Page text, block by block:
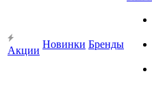
Акции
Новинки Бренды